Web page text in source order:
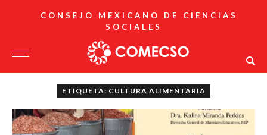
CONSEJO MEXICANO DE CIENCIAS
SOCIALES
ETIQUETA: CULTURA ALIMENTARIA